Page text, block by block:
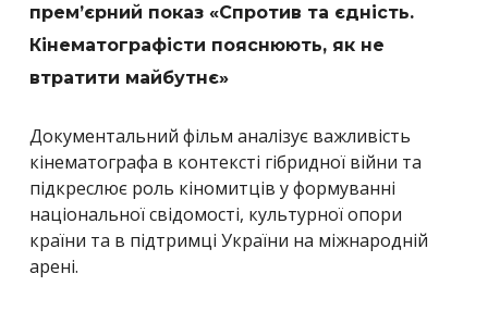
прем’єрний показ «Спротив та єдність.
Кінематографісти пояснюють, як не
втратити майбутнє»
Документальний фільм аналізує важливість
кінематографа в контексті гібридної війни та
підкреслює роль кіномитців у формуванні
національної свідомості, культурної опори
країни та в підтримці України на міжнародній
арені.